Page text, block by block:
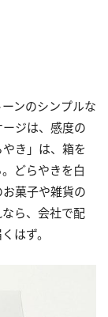
ンのシンプルな
ジは、感度の
き」は、箱を
どらやきを白
菓子や雑貨の
ら、会社で配
はず。